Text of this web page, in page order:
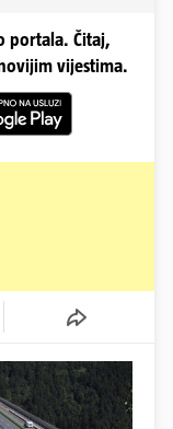
portala. Čitaj,
vijestima.